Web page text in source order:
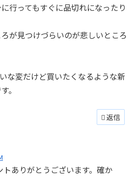
行ってもすぐに品切れになったり
が見つけづらいのが悲しいところ
な変だけど買いたくなるような新
。
返信
トありがとうございます。確か